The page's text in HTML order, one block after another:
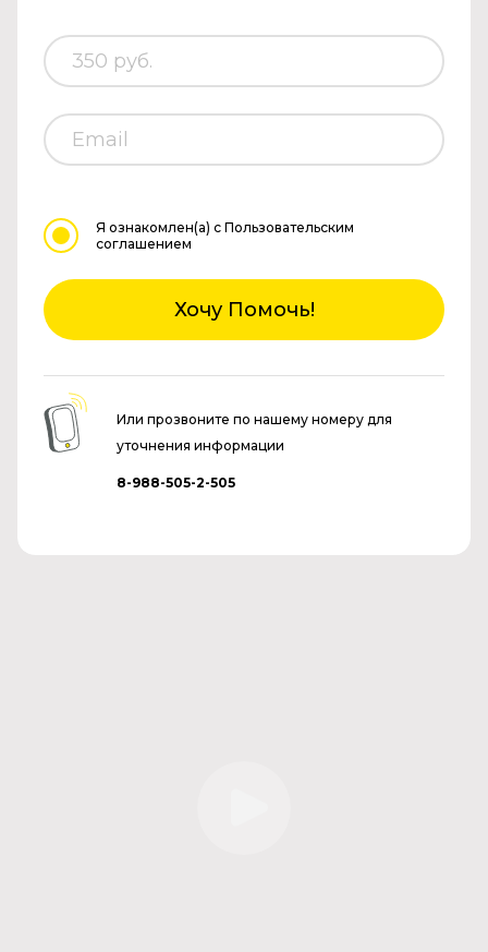
Я ознакомлен(а) с Пользовательским
соглашением
Хочу Помочь!
Или прозвоните по нашему номеру для
уточнения информации
8-988-505-2-505